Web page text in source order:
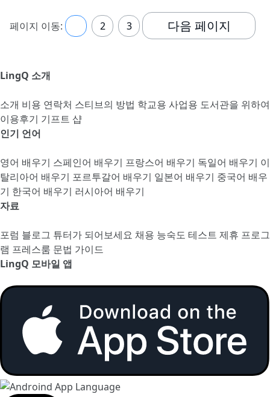
페이지 이동: 2 3 다음 페이지
LingQ 소개
소개 비용 연락처 스티브의 방법 학교용 사업용 도서관을 위하여
이용후기 기프트 샵
인기 언어
영어 배우기 스페인어 배우기 프랑스어 배우기 독일어 배우기 이
탈리아어 배우기 포르투갈어 배우기 일본어 배우기 중국어 배우
기 한국어 배우기 러시아어 배우기
자료
포럼 블로그 튜터가 되어보세요 채용 능숙도 테스트 제휴 프로그
램 프레스룸 문법 가이드
LingQ 모바일 앱